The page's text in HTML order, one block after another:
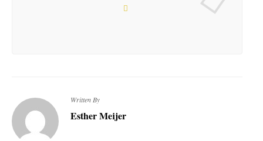
Written By
Esther Meijer